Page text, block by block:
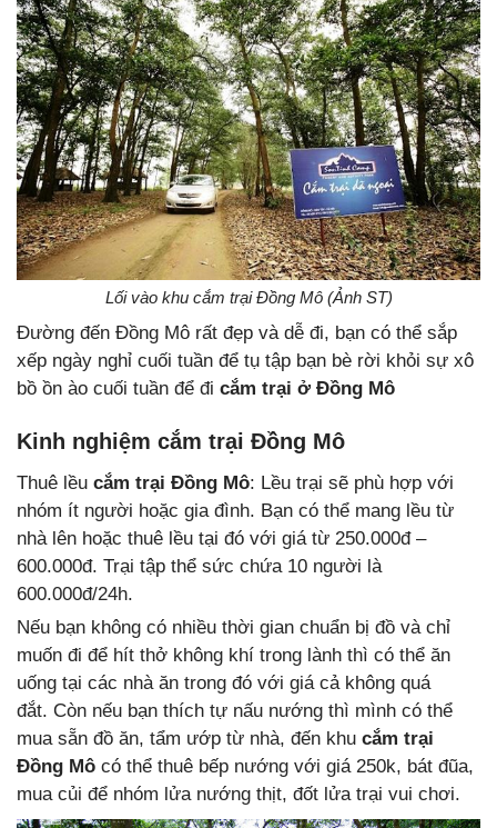
Lối vào khu cắm trại Đồng Mô (Ảnh ST)
Đường đến Đồng Mô rất đẹp và dễ đi, bạn có thể sắp
xếp ngày nghỉ cuối tuần để tụ tập bạn bè rời khỏi sự xô
bồ ồn ào cuối tuần để đi cắm trại ở Đồng Mô
Kinh nghiệm cắm trại Đồng Mô
Thuê lều cắm trại Đồng Mô: Lều trại sẽ phù hợp với
nhóm ít người hoặc gia đình. Bạn có thể mang lều từ
nhà lên hoặc thuê lều tại đó với giá từ 250.000đ –
600.000đ. Trại tập thể sức chứa 10 người là
600.000đ/24h.
Nếu bạn không có nhiều thời gian chuẩn bị đồ và chỉ
muốn đi để hít thở không khí trong lành thì có thể ăn
uống tại các nhà ăn trong đó với giá cả không quá
đắt. Còn nếu bạn thích tự nấu nướng thì mình có thể
mua sẵn đồ ăn, tẩm ướp từ nhà, đến khu cắm trại
Đồng Mô có thể thuê bếp nướng với giá 250k, bát đũa,
mua củi để nhóm lửa nướng thịt, đốt lửa trại vui chơi.